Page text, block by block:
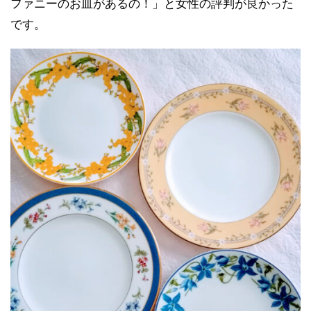
ファニーのお皿があるの！」と女性の評判が良かった
です。